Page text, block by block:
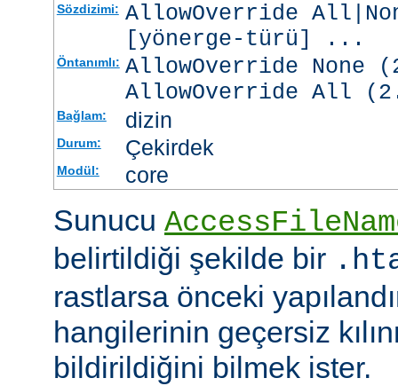
Sözdizimi: AllowOverride
[yönerge-türü] ...
Öntanımlı: AllowOverride None
AllowOverride All
Bağlam: dizin
Durum: Çekirdek
Modül: core
Sunucu
belirtildiği şekilde bir
rastlarsa önceki
hangilerinin geçersiz
bildirildiğini bilmek ister.